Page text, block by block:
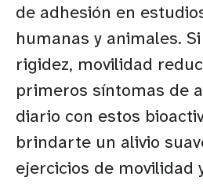
de adhesión en
humanas y animales.
rigidez, movilidad
primeros síntomas de
diario con estos
brindarte un alivio
ejercicios de movilidad